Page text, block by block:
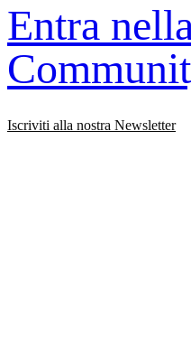
Entra
Iscriviti alla nostra Newsletter